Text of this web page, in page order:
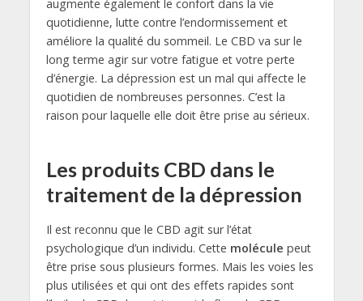
augmente également le confort dans la vie
quotidienne, lutte contre l’endormissement et
améliore la qualité du sommeil. Le CBD va sur le
long terme agir sur votre fatigue et votre perte
d’énergie. La dépression est un mal qui affecte le
quotidien de nombreuses personnes. C’est la
raison pour laquelle elle doit être prise au sérieux.
Les produits CBD dans le
traitement de la dépression
Il est reconnu que le CBD agit sur l’état
psychologique d’un individu. Cette molécule peut
être prise sous plusieurs formes. Mais les voies les
plus utilisées et qui ont des effets rapides sont